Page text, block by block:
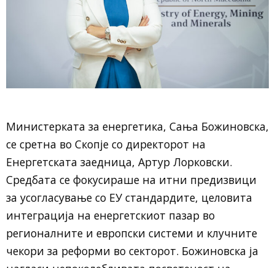
Министерката за енергетика, Сања Божиновска,
се сретна во Скопје со директорот на
Енергетската заедница, Артур Лорковски.
Средбата се фокусираше на итни предизвици
за усогласување со ЕУ стандардите, целовита
интеграција на енергетскиот пазар во
регионалните и европски системи и клучните
чекори за реформи во секторот. Божиновска ја